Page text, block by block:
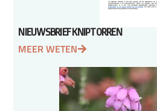
NIEUWSBRIEF KNIPTORREN
MEER WETEN